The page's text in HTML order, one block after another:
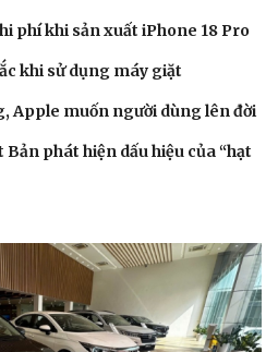
phí khi sản xuất iPhone 18 Pro
khi sử dụng máy giặt
Apple muốn người dùng lên đời
Bản phát hiện dấu hiệu của “hạt